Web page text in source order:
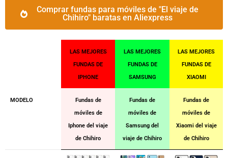
Comprar fundas para móviles de "El viaje de
Chihiro" baratas en Aliexpress
LAS MEJORES
FUNDAS DE
IPHONE
LAS MEJORES
FUNDAS DE
SAMSUNG
LAS MEJORES
FUNDAS DE
XIAOMI
MODELO
Fundas de
móviles de
Iphone del viaje
de Chihiro
Fundas de
móviles de
Samsung del
viaje de Chihiro
Fundas de
móviles de
Xiaomi del viaje
de Chihiro